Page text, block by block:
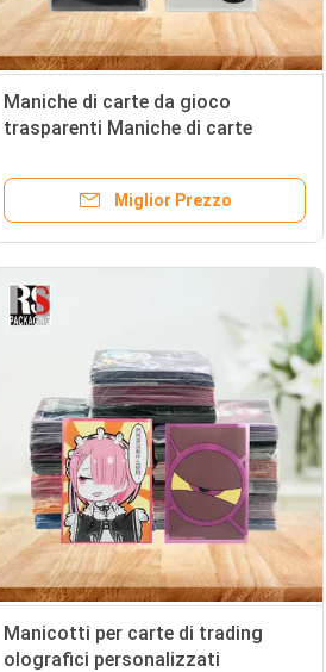
Maniche di carte da gioco
trasparenti Maniche di carte
olografiche MTG
Miglior Prezzo
Manicotti per carte di trading
olografici personalizzati